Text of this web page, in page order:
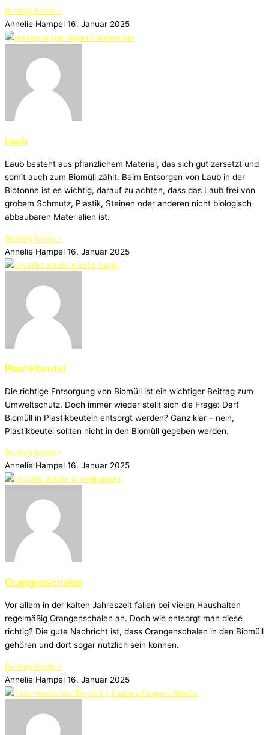
Beitrag lesen »
Annelie Hampel 16. Januar 2025
Laub
Laub besteht aus pflanzlichem Material, das sich gut zersetzt und
somit auch zum Biomüll zählt. Beim Entsorgen von Laub in der
Biotonne ist es wichtig, darauf zu achten, dass das Laub frei von
grobem Schmutz, Plastik, Steinen oder anderen nicht biologisch
abbaubaren Materialien ist.
Beitrag lesen »
Annelie Hampel 16. Januar 2025
Plastikbeutel
Die richtige Entsorgung von Biomüll ist ein wichtiger Beitrag zum
Umweltschutz. Doch immer wieder stellt sich die Frage: Darf
Biomüll in Plastikbeuteln entsorgt werden? Ganz klar – nein,
Plastikbeutel sollten nicht in den Biomüll gegeben werden.
Beitrag lesen »
Annelie Hampel 16. Januar 2025
Orangenschalen
Vor allem in der kalten Jahreszeit fallen bei vielen Haushalten
regelmäßig Orangenschalen an. Doch wie entsorgt man diese
richtig? Die gute Nachricht ist, dass Orangenschalen in den Biomüll
gehören und dort sogar nützlich sein können.
Beitrag lesen »
Annelie Hampel 16. Januar 2025